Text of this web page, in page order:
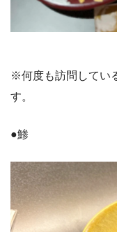
※何度も訪問してい
す。
●鯵